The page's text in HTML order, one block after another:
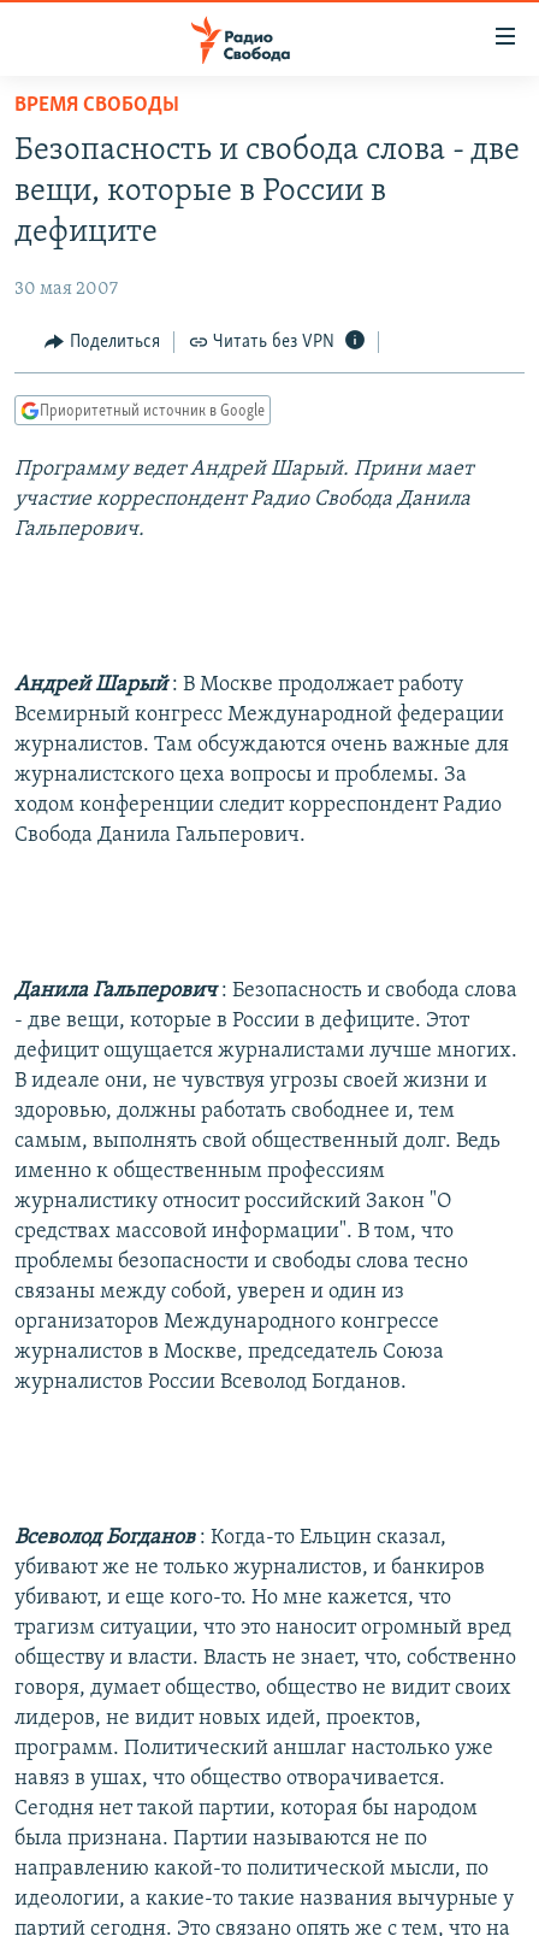
упрощенного
доступа
основному
Вернутся
Вернутся
поиску
АВТОРСКИЕ ПРОЕКТЫ
МНЕНИЯ
КУЛЬТУРА
КАВКАЗ.РЕАЛИИ
СЕВЕР.РЕАЛИИ
СИБИРЬ.РЕАЛИИ
Все сайты РСЕ/РС
ВРЕМЯ СВОБОДЫ
Безопасность и свобода слова - две
вещи, которые в России в
дефиците
30 мая 2007
Поделиться Читать без VPN
Приоритетный источник в Google
Программу ведет Андрей Шарый. Принимает
участие корреспондент Радио Свобода Данила
Гальперович.
Андрей Шарый: В Москве продолжает работу
Всемирный конгресс Международной федерации
журналистов. Там обсуждаются очень важные для
журналистского цеха вопросы и проблемы. За
ходом конференции следит корреспондент Радио
Свобода Данила Гальперович.
Данила Гальперович: Безопасность и свобода слова
- две вещи, которые в России в дефиците. Этот
дефицит ощущается журналистами лучше многих.
В идеале они, не чувствуя угрозы своей жизни и
здоровью, должны работать свободнее и, тем
самым, выполнять свой общественный долг. Ведь
именно к общественным профессиям
журналистику относит российский Закон "О
средствах массовой информации". В том, что
проблемы безопасности и свободы слова тесно
связаны между собой, уверен и один из
организаторов Международного конгрессе
журналистов в Москве, председатель Союза
журналистов России Всеволод Богданов.
Всеволод Богданов : Когда-то Ельцин сказал,
убивают же не только журналистов, и банкиров
убивают, и еще кого-то. Но мне кажется, что
трагизм ситуации, что это наносит огромный вред
обществу и власти. Власть не знает, что, собственно
говоря, думает общество, общество не видит своих
лидеров, не видит новых идей, проектов,
программ. Политический аншлаг настолько уже
навяз в ушах, что общество отворачивается.
Сегодня нет такой партии, которая бы народом
была признана. Партии называются не по
направлению какой-то политической мысли, по
идеологии, а какие-то такие названия вычурные у
партий сегодня. Это связано опять же с тем, что на